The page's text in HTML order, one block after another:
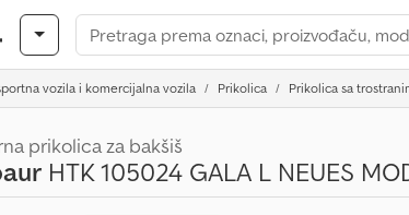
vozila i komercijalna vozila Prikolica Prikolica sa
prikolica za bakšiš
HTK 105024 GALA L NEUES